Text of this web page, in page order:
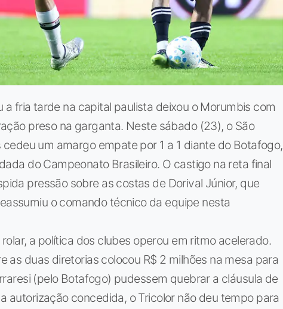
fria tarde na capital paulista deixou o Morumbis com
preso na garganta. Neste sábado (23), o São
um amargo empate por 1 a 1 diante do Botafogo,
do Campeonato Brasileiro. O castigo na reta final
pressão sobre as costas de Dorival Júnior, que
o comando técnico da equipe nesta
a política dos clubes operou em ritmo acelerado.
as duas diretorias colocou R$ 2 milhões na mesa para
(pelo Botafogo) pudessem quebrar a cláusula de
autorização concedida, o Tricolor não deu tempo para